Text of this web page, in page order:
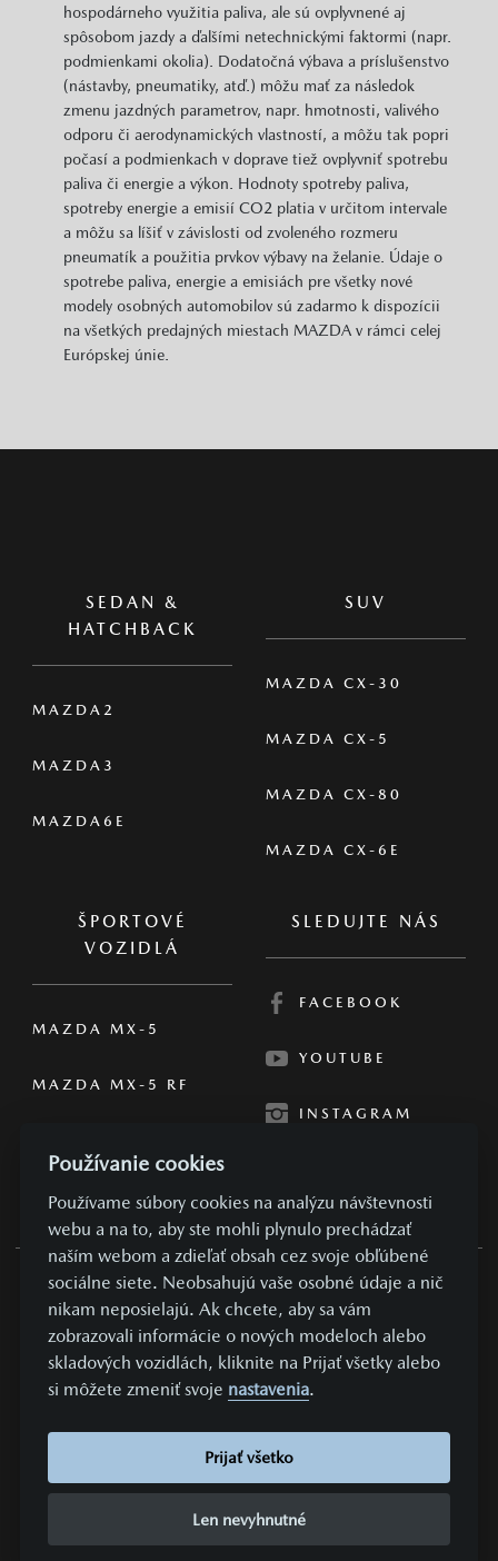
hospodárneho využitia paliva, ale sú ovplyvnené aj
spôsobom jazdy a ďalšími netechnickými faktormi (napr.
podmienkami okolia). Dodatočná výbava a príslušenstvo
(nástavby, pneumatiky, atď.) môžu mať za následok
zmenu jazdných parametrov, napr. hmotnosti, valivého
odporu či aerodynamických vlastností, a môžu tak popri
počasí a podmienkach v doprave tiež ovplyvniť spotrebu
paliva či energie a výkon. Hodnoty spotreby paliva,
spotreby energie a emisií CO2 platia v určitom intervale
a môžu sa líšiť v závislosti od zvoleného rozmeru
pneumatík a použitia prvkov výbavy na želanie. Údaje o
spotrebe paliva, energie a emisiách pre všetky nové
modely osobných automobilov sú zadarmo k dispozícii
na všetkých predajných miestach MAZDA v rámci celej
Európskej únie.
SEDAN &
HATCHBACK
MAZDA2
MAZDA3
MAZDA6E
SUV
MAZDA CX-30
MAZDA CX-5
MAZDA CX-80
MAZDA CX-6E
ŠPORTOVÉ
VOZIDLÁ
MAZDA MX-5
MAZDA MX-5 RF
SLEDUJTE NÁS
FACEBOOK
YOUTUBE
INSTAGRAM
OBCHODNÉ PODMIENKY
SÚKROMIE A OSOBNÉ ÚDAJE
NASTAVENIE COOKIES
REALIZÁCIA COMIN.CZ, S.R.O.
LEAD MANAGEMENT GROWITO
Používanie cookies
Používame súbory cookies na analýzu návštevnosti
webu a na to, aby ste mohli plynulo prechádzať
naším webom a zdieľať obsah cez svoje obľúbené
sociálne siete. Neobsahujú vaše osobné údaje a nič
nikam neposielajú. Ak chcete, aby sa vám
zobrazovali informácie o nových modeloch alebo
skladových vozidlách, kliknite na Prijať všetky alebo
si môžete zmeniť svoje nastavenia.
Prijať všetko
Len nevyhnutné